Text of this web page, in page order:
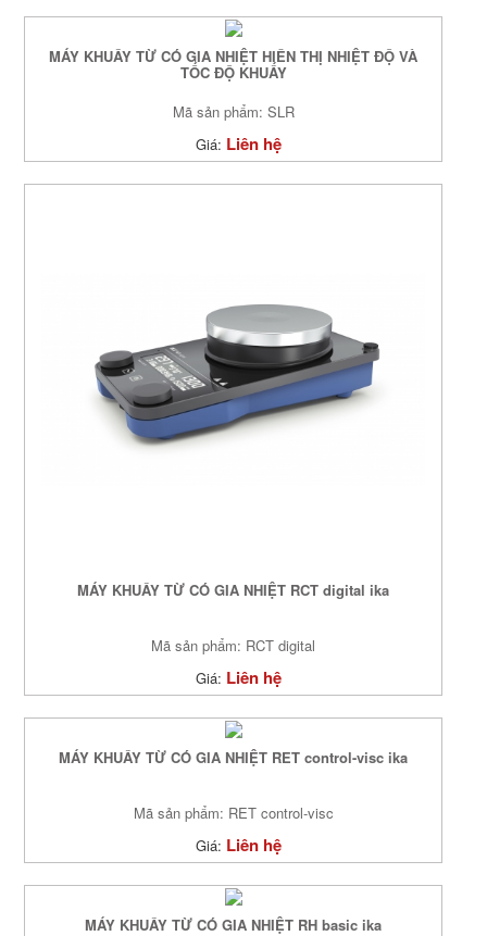
MÁY KHUẤY TỪ CÓ GIA NHIỆT HIỂN THỊ NHIỆT ĐỘ VÀ
TỐC ĐỘ KHUẤY
Mã sản phẩm: SLR
Giá: Liên hệ
MÁY KHUẤY TỪ CÓ GIA NHIỆT RCT digital ika
Mã sản phẩm: RCT digital
Giá: Liên hệ
MÁY KHUẤY TỪ CÓ GIA NHIỆT RET control-visc ika
Mã sản phẩm: RET control-visc
Giá: Liên hệ
MÁY KHUẤY TỪ CÓ GIA NHIỆT RH basic ika